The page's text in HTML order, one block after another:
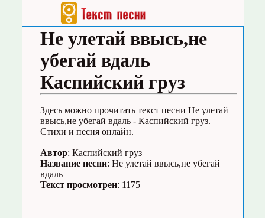
Не улетай ввысь,не
убегай вдаль
Каспийский груз
Здесь можно прочитать текст песни Не улетай
ввысь,не убегай вдаль - Каспийский груз.
Стихи и песня онлайн.
Автор: Каспийский груз
Название песни: Не улетай ввысь,не убегай
вдаль
Текст просмотрен: 1175